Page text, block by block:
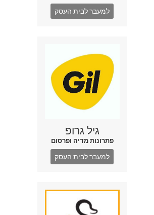
למעבר לבית העסק
גיל גרופ
פתרונות מדיה ופרסום
למעבר לבית העסק